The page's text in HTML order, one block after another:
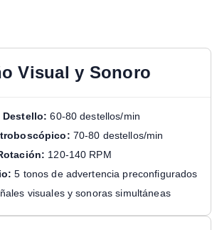
Visual y Sonoro
Destello: 60-80 destellos/min
70-80 destellos/min
120-140 RPM
5 tonos de advertencia preconfigurados
visuales y sonoras simultáneas